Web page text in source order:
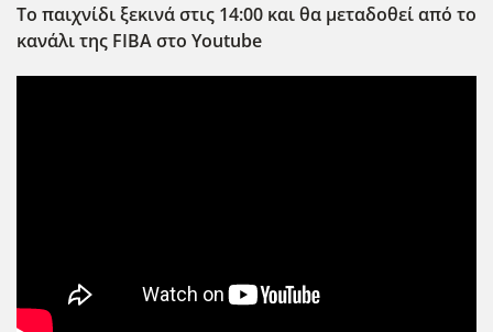
Το παιχνίδι ξεκινά στις 14:00 και θα μεταδοθεί από το
κανάλι της FIBA στο Youtube